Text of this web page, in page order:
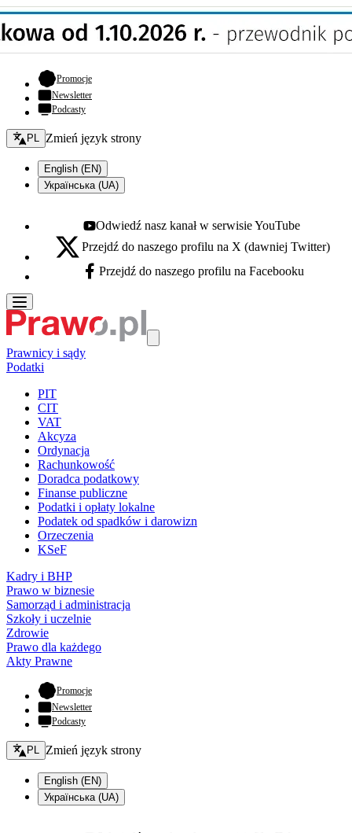
Promocje- otwiera się w nowej karcie
Newsletter
Podcasty
Zmień język - bieżący:
PL Zmień język strony
English (EN)
Українська (UA)
Youtube - otwiera się w nowej karcie
Odwiedź nasz kanał w serwisie YouTube
X - otwiera się w nowej karcie
Przejdź do naszego profilu na X (dawniej Twitter)
Facebook - otwiera się w nowej karcie
Przejdź do naszego profilu na Facebooku
Prawnicy i sądy
Podatki
PIT
CIT
VAT
Akcyza
Ordynacja
Rachunkowość
Doradca podatkowy
Finanse publiczne
Podatki i opłaty lokalne
Podatek od spadków i darowizn
Orzeczenia
KSeF
Kadry i BHP
Prawo w biznesie
Samorząd i administracja
Szkoły i uczelnie
Zdrowie
Prawo dla każdego
Akty Prawne
Promocje- otwiera się w nowej karcie
Newsletter
Podcasty
Zmień język - bieżący:
PL Zmień język strony
English (EN)
Українська (UA)